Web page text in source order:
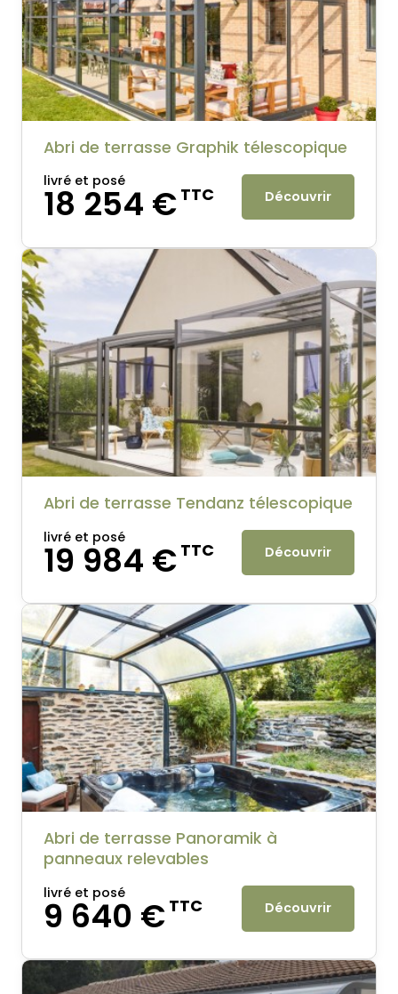
Abri de terrasse Graphik télescopique
livré et posé
18 254 €TTC Découvrir
Abri de terrasse Tendanz télescopique
livré et posé
19 984 €TTC Découvrir
Abri de terrasse Panoramik à
panneaux relevables
livré et posé
9 640 €TTC Découvrir